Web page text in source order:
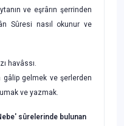
ve eşrârın şerrinden
Sûresi nasıl okunur ve
havâssı.
gâlip gelmek ve şerlerden
ve yazmak.
sûrelerinde bulunan